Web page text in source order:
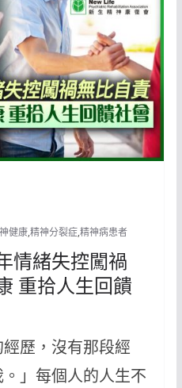
健康,精神分裂症,精神病患者
情緒失控闖禍
重拾人生回饋
經歷，沒有那段經
」每個人的人生不